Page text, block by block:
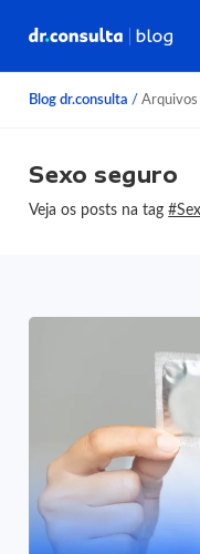
Blog dr.consulta / Arquivos
Sexo seguro
Veja os posts na tag